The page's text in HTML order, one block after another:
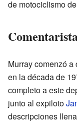
de motociclismo
Murray comenzó
en la década de
completo a este
junto al expiloto
descripciones